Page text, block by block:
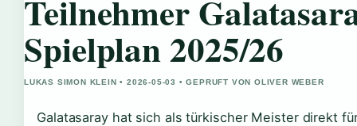
Teilnehmer
Spielplan 2025/26
LUKAS SIMON KLEIN • 2026-05-03 • GEPRUFT VON OLIVER WEBER
Galatasaray hat sich als türkischer Meister direkt